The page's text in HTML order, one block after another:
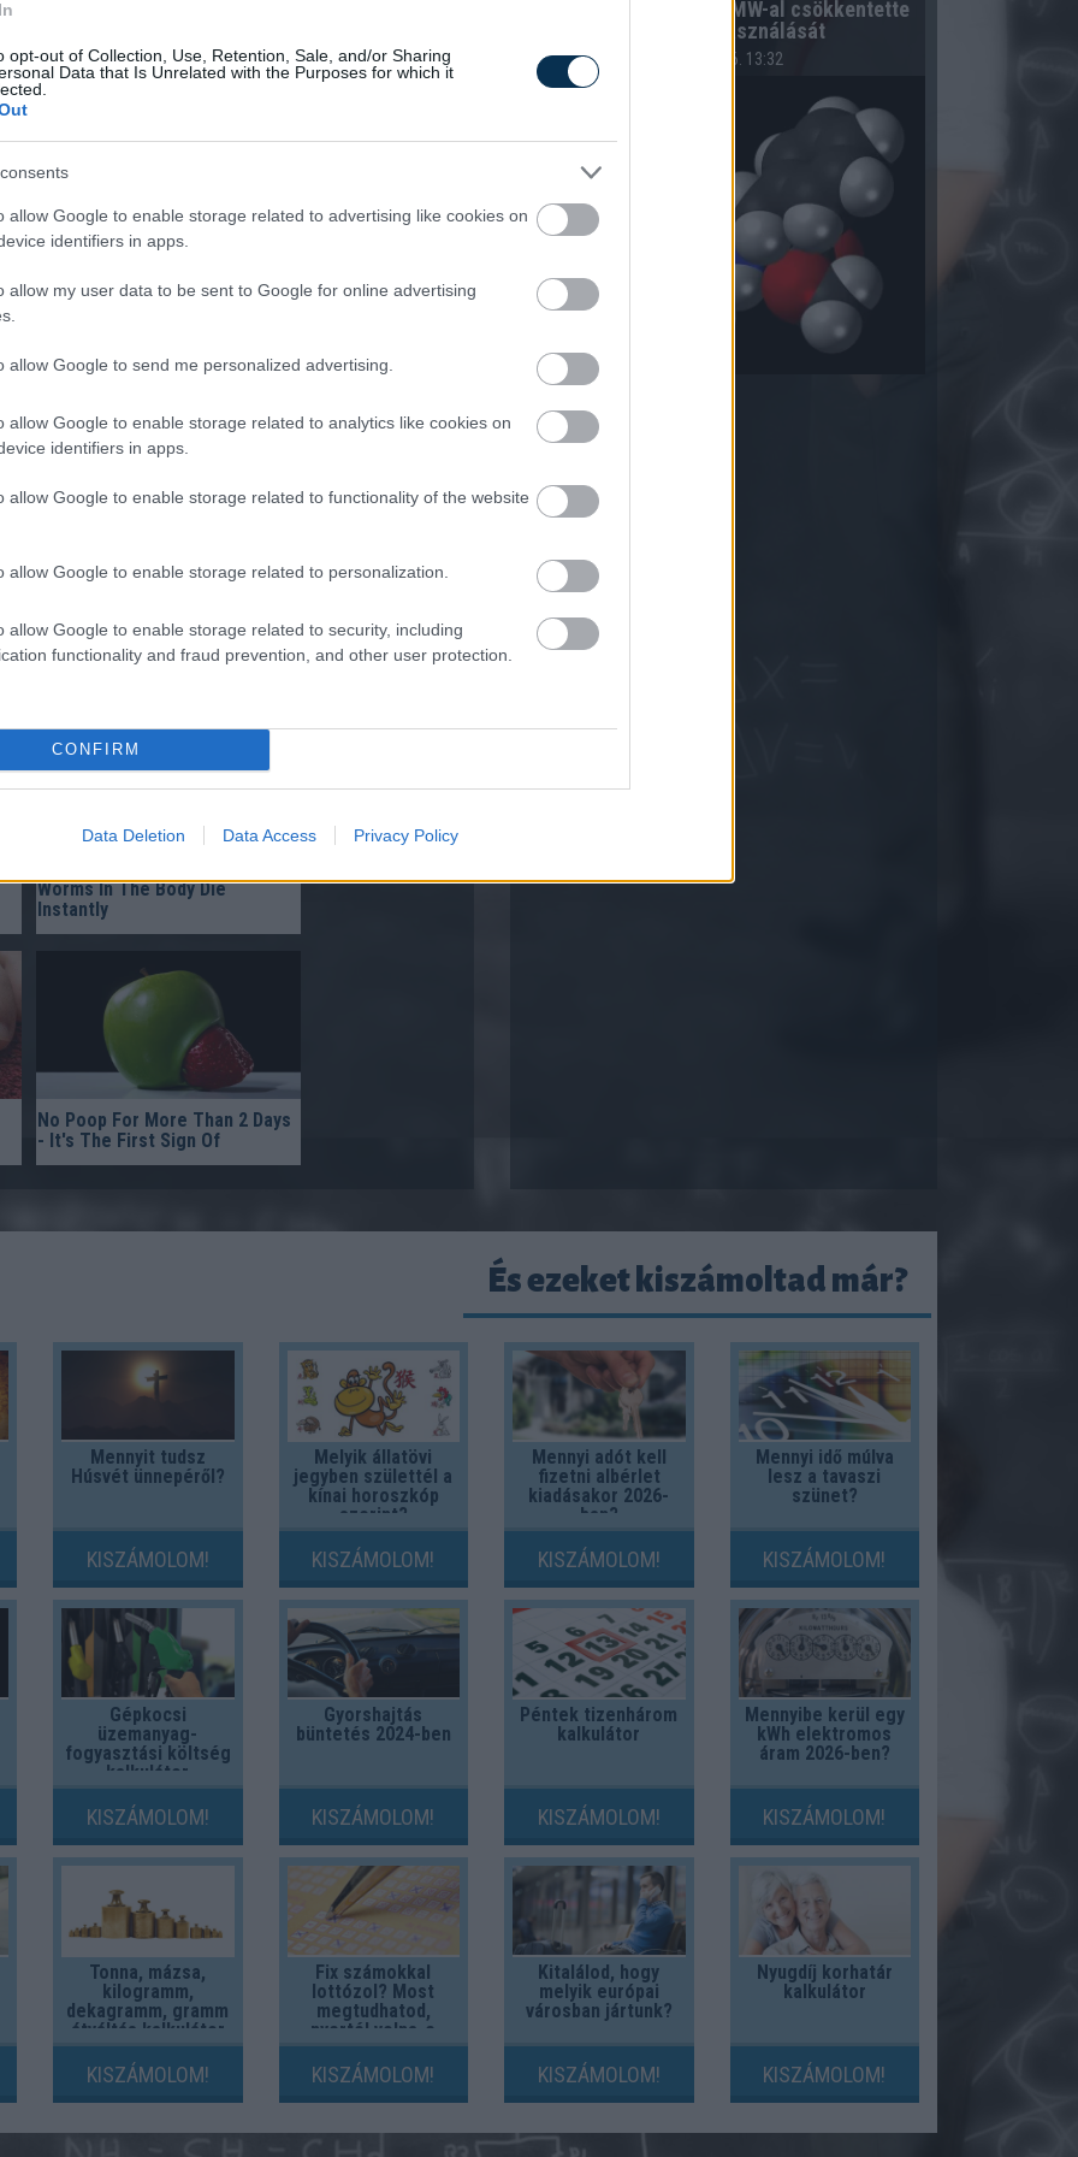
opt-out of Collection, Use, Retention, Sale, and/or Sharing
Data that Is Unrelated with the Purposes for which it
allow Google to enable storage related to advertising like cookies on
identifiers in apps.
allow my user data to be sent to Google for online advertising
allow Google to send me personalized advertising.
allow Google to enable storage related to analytics like cookies on
identifiers in apps.
allow Google to enable storage related to functionality of the website
allow Google to enable storage related to personalization.
allow Google to enable storage related to security, including
functionality and fraud prevention, and other user protection.
CONFIRM
Data Deletion Data Access Privacy Policy
lehetünk abban, hogy az ételek
amikor elkészültek. Hiszen ha lassú
kristályképződés folyamata, melynek
Ezt mindenképpen célszerű elkerülni.
az élelmiszerek sokkal jobban
ezt hagyományos módon tennénk.
ételeket tenni a vendégek elé, akkor
alkalmazni. Tekintse meg a
fellelhetősokkoló hűtőket, melyek
Or Armpit? It's The First Stage
Of...
Worms In The Body Die
Instantly
No Poop For More Than 2 Days
- It's The First Sign Of
A hazai vegyipar 200 MW-al csökkentette
energiafelhasználását
2026.08.06. 13:32
És ezeket kiszámoltad már?
Mennyit tudsz
Húsvét ünnepéről?
KISZÁMOLOM!
Melyik állatövi
jegyben születtél a
kínai horoszkóp
szerint?
KISZÁMOLOM!
Mennyi adót kell
fizetni albérlet
kiadásakor 2026-
ban?
KISZÁMOLOM!
Mennyi idő múlva
lesz a tavaszi
szünet?
KISZÁMOLOM!
Gépkocsi
üzemanyag-
fogyasztási költség
kalkulátor
KISZÁMOLOM!
Gyorshajtás
büntetés 2024-ben
KISZÁMOLOM!
Péntek tizenhárom
kalkulátor
KISZÁMOLOM!
Mennyibe kerül egy
kWh elektromos
áram 2026-ben?
KISZÁMOLOM!
Tonna, mázsa,
kilogramm,
dekagramm, gramm
átváltás kalkulátor
KISZÁMOLOM!
Fix számokkal
lottózol? Most
megtudhatod,
nyertél volna-e
valaha!
KISZÁMOLOM!
Kitalálod, hogy
melyik európai
városban jártunk?
KISZÁMOLOM!
Nyugdíj korhatár
kalkulátor
KISZÁMOLOM!